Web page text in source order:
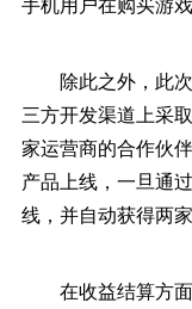
除此之外，此次
三方开发渠道上采
家运营商的合作伙
产品上线，一旦通
线，并自动获得两
在收益结算方面